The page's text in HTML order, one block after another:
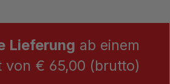
Lieferung ab einem
von € 65,00 (brutto)